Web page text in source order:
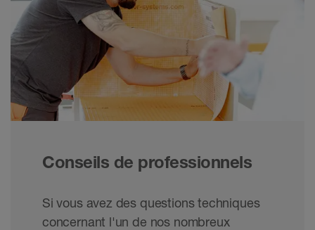
Conseils de professionnels
Si vous avez des questions techniques
concernant l'un de nos nombreux